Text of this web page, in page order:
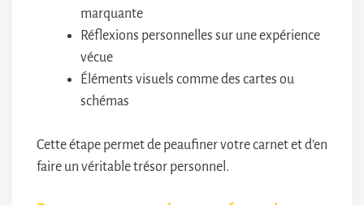
marquante
Réflexions personnelles sur une expérience
vécue
Éléments visuels comme des cartes ou
schémas
Cette étape permet de peaufiner votre carnet et d’en
faire un véritable trésor personnel.